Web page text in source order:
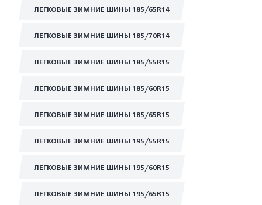
ЛЕГКОВЫЕ ЗИМНИЕ ШИНЫ 185/65R14
ЛЕГКОВЫЕ ЗИМНИЕ ШИНЫ 185/70R14
ЛЕГКОВЫЕ ЗИМНИЕ ШИНЫ 185/55R15
ЛЕГКОВЫЕ ЗИМНИЕ ШИНЫ 185/60R15
ЛЕГКОВЫЕ ЗИМНИЕ ШИНЫ 185/65R15
ЛЕГКОВЫЕ ЗИМНИЕ ШИНЫ 195/55R15
ЛЕГКОВЫЕ ЗИМНИЕ ШИНЫ 195/60R15
ЛЕГКОВЫЕ ЗИМНИЕ ШИНЫ 195/65R15